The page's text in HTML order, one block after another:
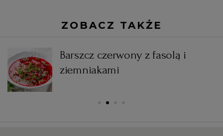
ZOBACZ TAKŻE
Barszcz czerwony z fasolą i
ziemniakami